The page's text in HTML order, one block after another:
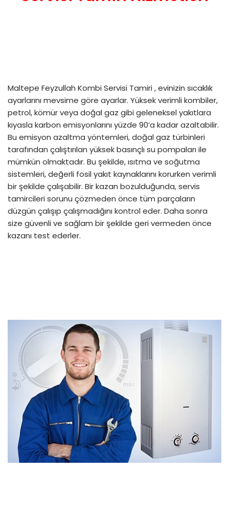
Maltepe Feyzullah Kombi Servisi Tamiri , evinizin sıcaklık
ayarlarını mevsime göre ayarlar. Yüksek verimli kombiler,
petrol, kömür veya doğal gaz gibi geleneksel yakıtlara
kıyasla karbon emisyonlarını yüzde 90’a kadar azaltabilir.
Bu emisyon azaltma yöntemleri, doğal gaz türbinleri
tarafından çalıştırılan yüksek basınçlı su pompaları ile
mümkün olmaktadır. Bu şekilde, ısıtma ve soğutma
sistemleri, değerli fosil yakıt kaynaklarını korurken verimli
bir şekilde çalışabilir. Bir kazan bozulduğunda, servis
tamircileri sorunu çözmeden önce tüm parçaların
düzgün çalışıp çalışmadığını kontrol eder. Daha sonra
size güvenli ve sağlam bir şekilde geri vermeden önce
kazanı test ederler.